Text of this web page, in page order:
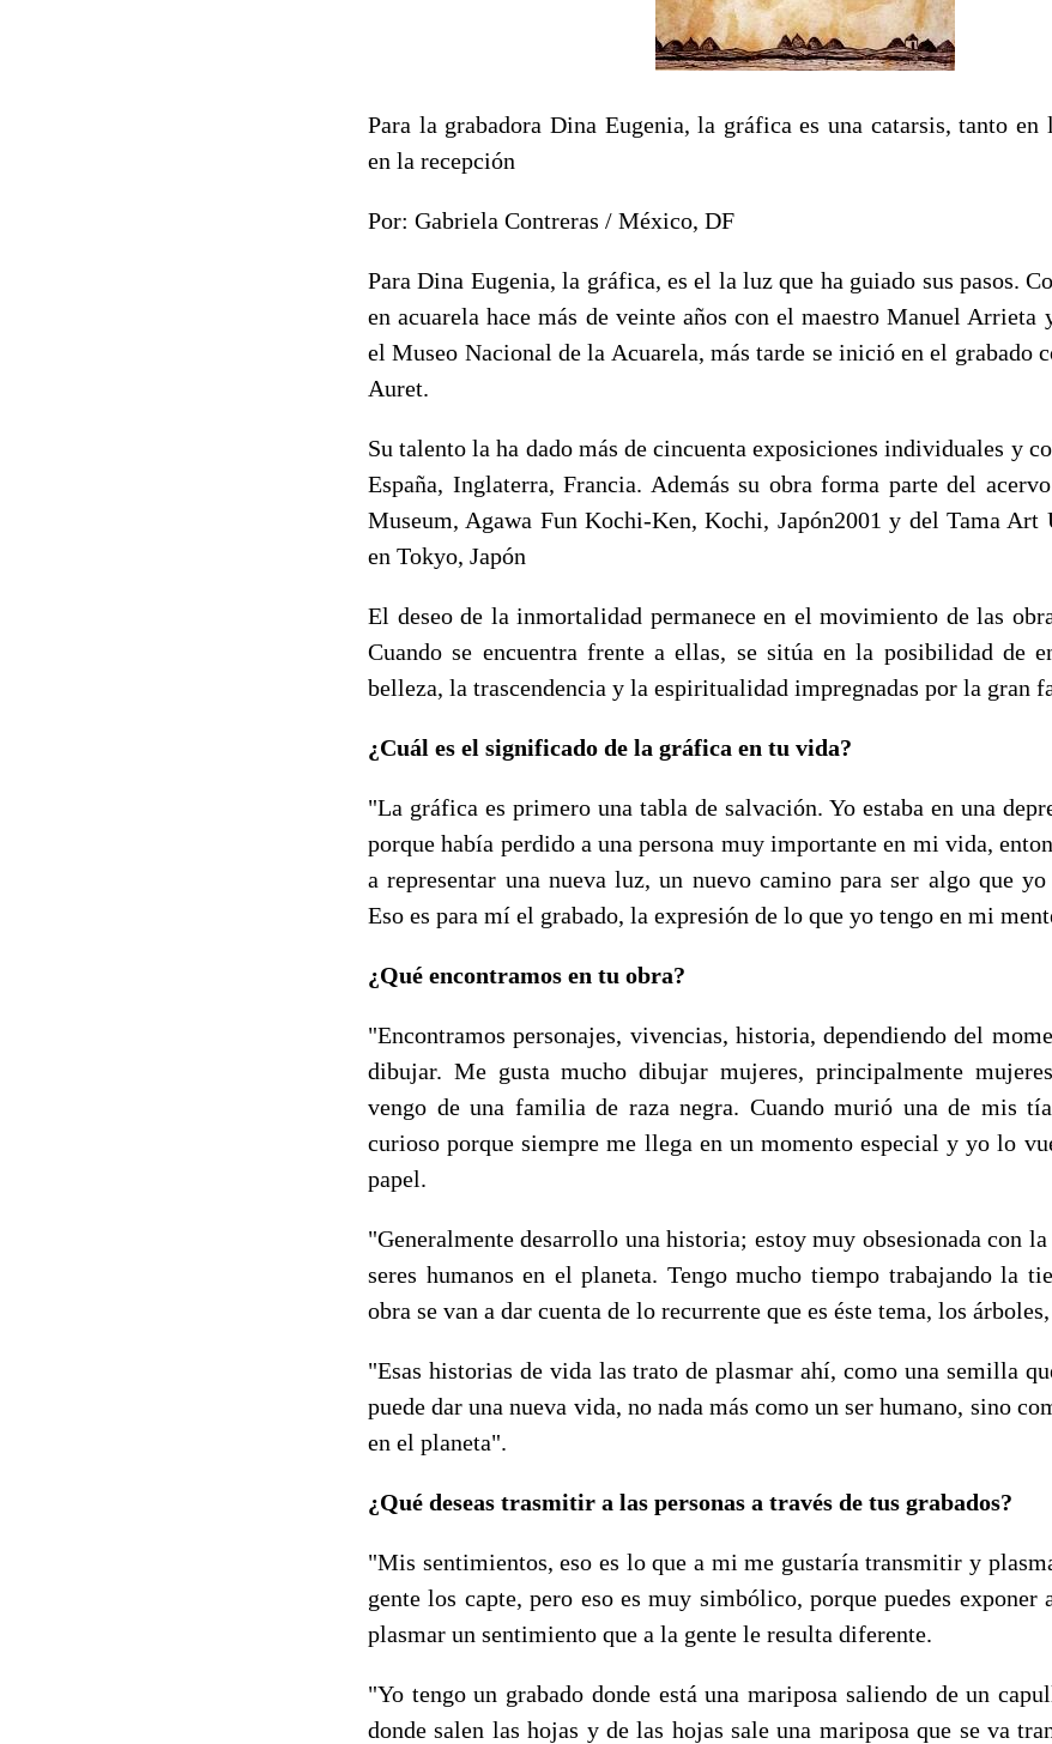
Para la grabadora Dina Eugenia, la gráfica es una catarsis, tanto
en la recepción
Por: Gabriela Contreras / México, DF
Para Dina Eugenia, la gráfica, es el la luz que ha guiado sus pasos.
en acuarela hace más de veinte años con el maestro Manuel Arrieta
el Museo Nacional de la Acuarela, más tarde se inició en el grabado
Auret.
Su talento la ha dado más de cincuenta exposiciones individuales y
España, Inglaterra, Francia. Además su obra forma parte del
Museum, Agawa Fun Kochi-Ken, Kochi, Japón2001 y del Tama Art
en Tokyo, Japón
El deseo de la inmortalidad permanece en el movimiento de las
Cuando se encuentra frente a ellas, se sitúa en la posibilidad de
belleza, la trascendencia y la espiritualidad impregnadas por la gran
¿Cuál es el significado de la gráfica en tu vida?
"La gráfica es primero una tabla de salvación. Yo estaba en una
porque había perdido a una persona muy importante en mi vida,
a representar una nueva luz, un nuevo camino para ser algo que yo
Eso es para mí el grabado, la expresión de lo que yo tengo en mi
¿Qué encontramos en tu obra?
"Encontramos personajes, vivencias, historia, dependiendo del
dibujar. Me gusta mucho dibujar mujeres, principalmente
vengo de una familia de raza negra. Cuando murió una de mis
curioso porque siempre me llega en un momento especial y yo lo
papel.
"Generalmente desarrollo una historia; estoy muy obsesionada con
seres humanos en el planeta. Tengo mucho tiempo trabajando la
obra se van a dar cuenta de lo recurrente que es éste tema, los
"Esas historias de vida las trato de plasmar ahí, como una semilla
puede dar una nueva vida, no nada más como un ser humano, sino
en el planeta".
¿Qué deseas trasmitir a las personas a través de tus grabados?
"Mis sentimientos, eso es lo que a mi me gustaría transmitir y
gente los capte, pero eso es muy simbólico, porque puedes exponer
plasmar un sentimiento que a la gente le resulta diferente.
"Yo tengo un grabado donde está una mariposa saliendo de un
donde salen las hojas y de las hojas sale una mariposa que se va